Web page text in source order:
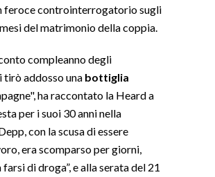
feroce controinterrogatorio sugli
del matrimonio della coppia.
compleanno degli
tirò addosso una bottiglia
ha raccontato la Heard a
per i suoi 30 anni nella
con la scusa di essere
era scomparso per giorni,
di droga”, e alla serata del 21